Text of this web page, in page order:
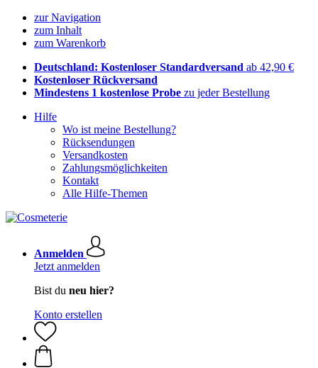
zur Navigation
zum Inhalt
zum Warenkorb
Deutschland: Kostenloser Standardversand ab 42,90 €
Kostenloser Rückversand
Mindestens 1 kostenlose Probe zu jeder Bestellung
Hilfe
Wo ist meine Bestellung?
Rücksendungen
Versandkosten
Zahlungsmöglichkeiten
Kontakt
Alle Hilfe-Themen
Anmelden
Jetzt anmelden
Bist du neu hier?
Konto erstellen